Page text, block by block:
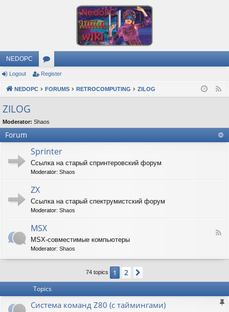
NEDOPC
or
u
s
Logout Register
NEDOPC FORUMS RETROCOMPUTING ZILOG
ZILOG
Moderator: Shaos
Forum
Sprinter
Ссылка на старый спринтеровский форум
Moderator: Shaos
ZX
Ссылка на старый спектрумистский форум
Moderator: Shaos
F
S
MSX
MSX-совместимые компьютеры
Moderator: Shaos
74 topics 1 2
Topics
Система команд Z80 (с таймингами)